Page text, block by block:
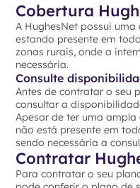
Cobertura
A HughesNet possui
estando presente em
zonas rurais, onde a
necessária.
Consulte
Antes de contratar o seu
consultar a
Apesar de ter uma
não está presente em
sendo necessária a
Contratar
Para contratar o seu